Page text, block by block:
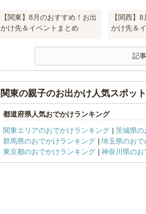
【関東】8月のおすすめ！お出
かけ先＆イベントまとめ
【関西】
かけ先＆
記
関東の親子のお出かけ人気スポッ
都道府県人気おでかけランキング
関東エリアのおでかけランキング
茨城県の
群馬県のおでかけランキング
埼玉県のお
東京都のおでかけランキング
神奈川県の